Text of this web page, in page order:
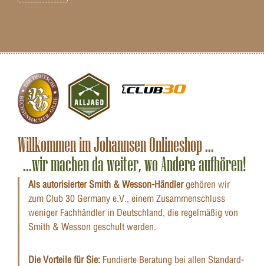
Willkommen im Johannsen Onlineshop ...
...wir machen da weiter, wo Andere aufhören!
Als autorisierter Smith & Wesson-Händlergehören wir
zum Club 30 Germany e.V., einem Zusammenschluss
weniger Fachhändler in Deutschland, die regelmäßig von
Smith & Wesson geschult werden.
Die Vorteile für Sie: Fundierte Beratung bei allen Standard-